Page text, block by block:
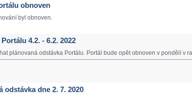
obnoven
byl obnoven.
4.2. - 6.2. 2022
plánovaná odstávka Portálu. Portál bude opět obnoven v pondělí v
odstávka dne 2. 7. 2020